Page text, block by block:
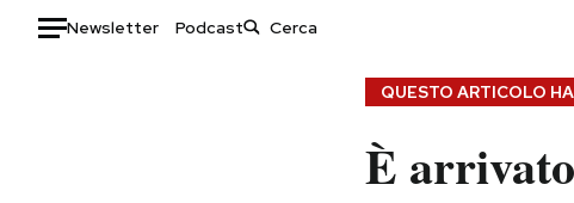
Newsletter Podcast
QUESTO ARTICOLO
È